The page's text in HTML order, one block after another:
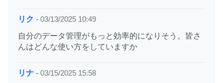
リク - 03/13/2025 10:49
自分のデータ管理がもっと効率的になりそう。皆さ
んはどんな使い方をしていますか
リナ - 03/15/2025 15:58